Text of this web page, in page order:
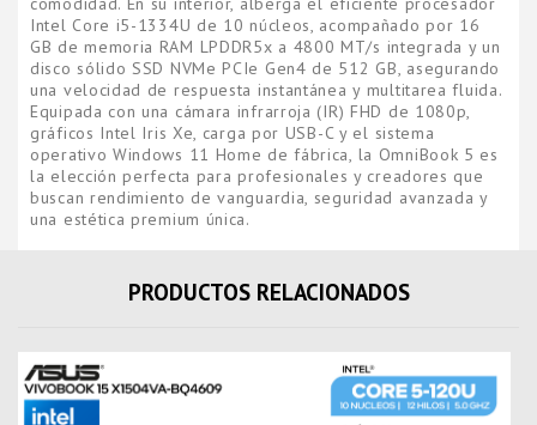
Intel Core i5-1334U de 10 núcleos, acompañado por 16
GB de memoria RAM LPDDR5x a 4800 MT/s integrada y un
disco sólido SSD NVMe PCIe Gen4 de 512 GB, asegurando
una velocidad de respuesta instantánea y multitarea fluida.
Equipada con una cámara infrarroja (IR) FHD de 1080p,
gráficos Intel Iris Xe, carga por USB-C y el sistema
operativo Windows 11 Home de fábrica, la OmniBook 5 es
la elección perfecta para profesionales y creadores que
buscan rendimiento de vanguardia, seguridad avanzada y
una estética premium única.
PRODUCTOS RELACIONADOS